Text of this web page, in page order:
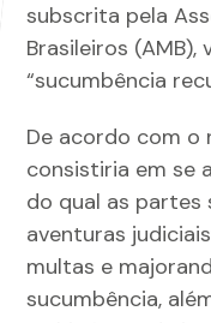
subscrita pela
Brasileiros
“sucumbência
De acordo com
consistiria em se
do qual as partes
aventuras
multas e
sucumbência,